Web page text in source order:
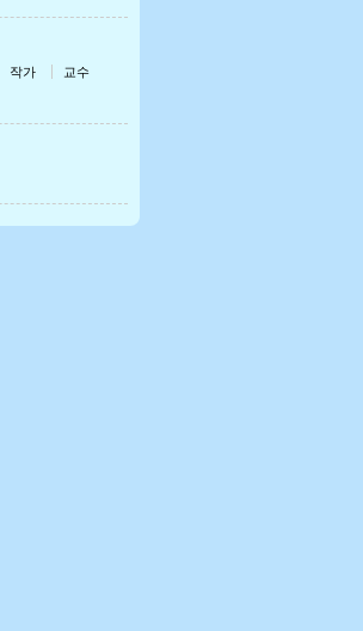
작가
교수